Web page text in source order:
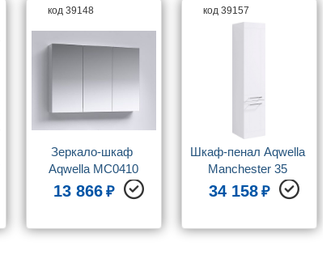
код 39148
Зеркало-шкаф
Aqwella MC0410
13 866
код 39157
Шкаф-пенал Aqwella
Manchester 35
универсальный
34 158